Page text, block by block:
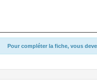
Pour compléter la fiche, vous